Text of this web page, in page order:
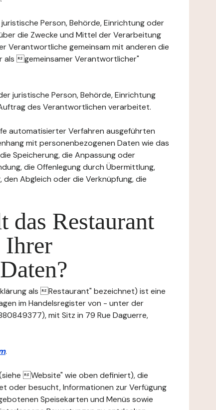
Person, Behörde, Einrichtung oder
die Zwecke und Mittel der Verarbeitung
Verantwortliche gemeinsam mit anderen die
als gemeinsamer Verantwortlicher"
juristische Person, Behörde, Einrichtung
des Verantwortlichen verarbeitet.
automatisierter Verfahren ausgeführten
mit personenbezogenen Daten wie das
Speicherung, die Anpassung oder
die Offenlegung durch Übermittlung,
Abgleich oder die Verknüpfung, die
das Restaurant
Ihrer
als Restaurant" bezeichnet) ist eine
im Handelsregister von - unter der
mit Sitz in 79 Rue Daguerre,
.
Website" wie oben definiert), die
oder besucht, Informationen zur Verfügung
Speisekarten und Menüs sowie